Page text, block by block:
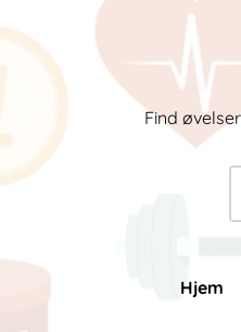
Find
Hjem